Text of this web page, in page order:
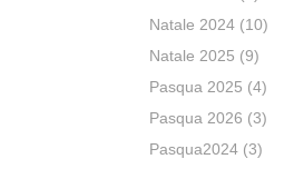
Natale 2024(10)
Natale 2025 (9)
Pasqua 2025 (4)
Pasqua 2026 (3)
Pasqua2024(3)